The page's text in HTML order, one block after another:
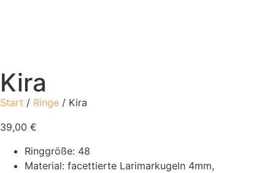
Kira
Start / Ringe / Kira
39,00 €
Ringgröße: 48
Material: facettierte Larimarkugeln 4mm,